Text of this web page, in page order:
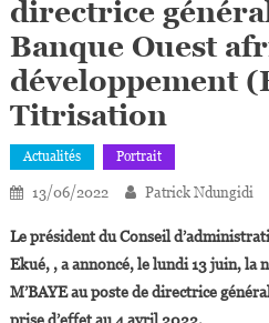
directrice
Banque Ouest
développement
Titrisation
Actualités Portrait
13/06/2022 Patrick Ndungidi
Le président du Conseil
Ekué, , a annoncé, le lundi 13 juin, la
M’BAYE au poste de directrice
prise d’effet au 4 avril 2022.